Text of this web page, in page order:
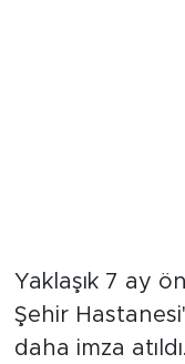
Yaklaşık 7 ay
Şehir
daha imza